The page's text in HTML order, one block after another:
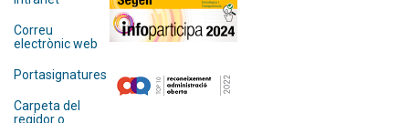
Correu
electrònic web
Portasignatures
Carpeta del
regidor o